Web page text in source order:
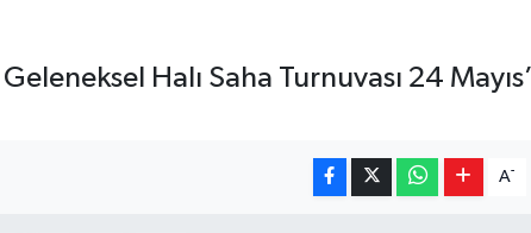
Halı Saha Turnuvası 24
A-